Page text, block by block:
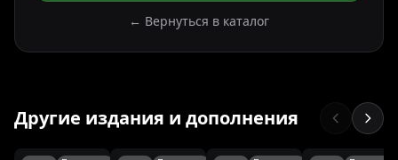
← Вернуться в каталог
Другие издания и дополнения